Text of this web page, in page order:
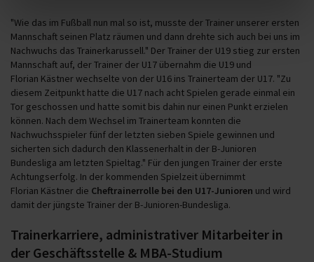
"Wie das im Fußball nun mal so ist, musste der Trainer unserer ersten
Mannschaft seinen Platz räumen und dann drehte sich auch bei uns im
Nachwuchs das Trainerkarussell." Der Trainer der U19 stieg zur ersten
Mannschaft auf, der Trainer der U17 übernahm die U19 und
Florian Kästner wechselte von der U16 ins Trainerteam der U17. "Zu
diesem Zeitpunkt hatte die U17 nach acht Spielen gerade einmal ein
Tor geschossen und hatte somit bis dahin nur einen Punkt erzielen
können. Nach dem Wechsel im Trainerteam konnten die
Nachwuchsspieler fünf der letzten sieben Spiele gewinnen und
sicherten sich dadurch den Klassenerhalt in der B-Junioren
Bundesliga am letzten Spieltag." Für den jungen Trainer der erste
Achtungserfolg. In der kommenden Spielzeit übernimmt
Florian Kästner die Cheftrainerrolle bei den U17-Junioren und wird
damit der jüngste Trainer der B-Junioren-Bundesliga.
Trainerkarriere, administrativer Mitarbeiter in
der Geschäftsstelle & MBA-Studium